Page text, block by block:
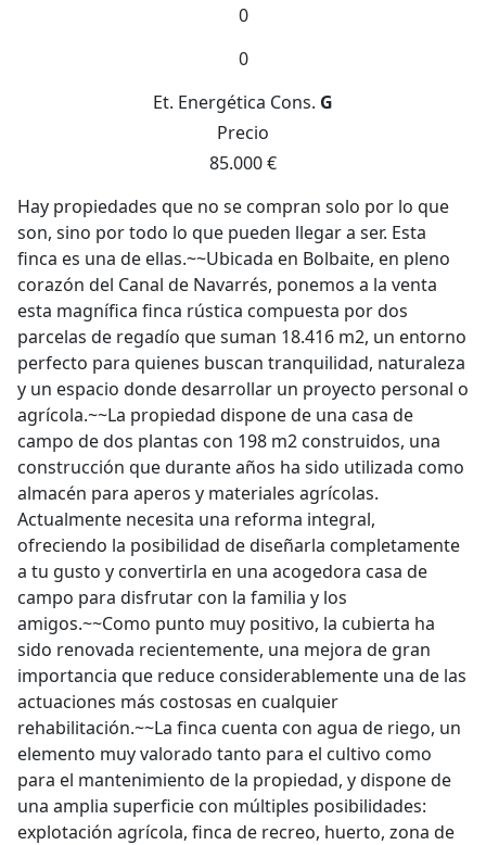
0
0
Et. Energética Cons. G
Precio
85.000 €
Hay propiedades que no se compran solo por lo que
son, sino por todo lo que pueden llegar a ser. Esta
finca es una de ellas.~~Ubicada en Bolbaite, en pleno
corazón del Canal de Navarrés, ponemos a la venta
esta magnífica finca rústica compuesta por dos
parcelas de regadío que suman 18.416 m2, un entorno
perfecto para quienes buscan tranquilidad, naturaleza
y un espacio donde desarrollar un proyecto personal o
agrícola.~~La propiedad dispone de una casa de
campo de dos plantas con 198 m2 construidos, una
construcción que durante años ha sido utilizada como
almacén para aperos y materiales agrícolas.
Actualmente necesita una reforma integral,
ofreciendo la posibilidad de diseñarla completamente
a tu gusto y convertirla en una acogedora casa de
campo para disfrutar con la familia y los
amigos.~~Como punto muy positivo, la cubierta ha
sido renovada recientemente, una mejora de gran
importancia que reduce considerablemente una de las
actuaciones más costosas en cualquier
rehabilitación.~~La finca cuenta con agua de riego, un
elemento muy valorado tanto para el cultivo como
para el mantenimiento de la propiedad, y dispone de
una amplia superficie con múltiples posibilidades:
explotación agrícola, finca de recreo, huerto, zona de